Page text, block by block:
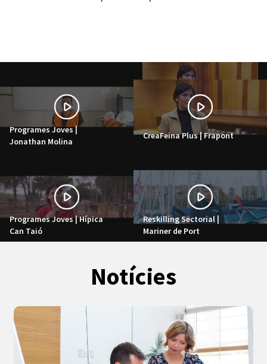
Programes Joves |
Jonathan Molina
CreaFeina Plus | Frapont
Programes Joves | Hípica
Can Taió
Reskilling Sectorial |
Mariner de Port
Notícies